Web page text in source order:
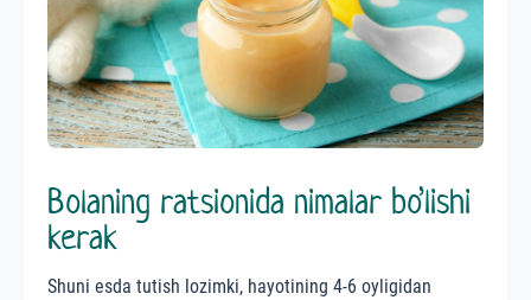
Bolaning ratsionida nimalar bo’lishi
kerak
Shuni esda tutish lozimki, hayotining 4-6 oyligidan